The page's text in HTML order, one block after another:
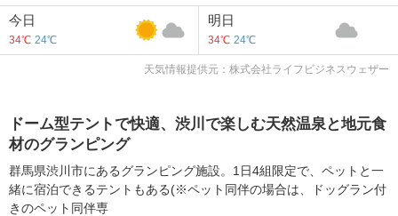
今日
34℃ 24℃
明日
34℃ 24℃
天気情報提供元：株式会社ライフビジネスウェザー
ドーム型テントで快適、渋川で楽しむ天然温泉と地元食
材のグランピング
群馬県渋川市にあるグランピング施設。1日4組限定で、ペットと一
緒に宿泊できるテントもある(※ペット同伴の場合は、ドッグラン付
きのペット同伴専